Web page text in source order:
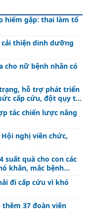
hiếm gặp: thai làm tổ
cải thiện dinh dưỡng
cho nữ bệnh nhân có
hỗ trợ phát triển
cấp cứu, đột qụy tại
tác chiến lược nâng
nghị viên chức,
suất quà cho con các
khăn, mắc bệnh
đi cấp cứu vì khó
thêm 37 đoàn viên